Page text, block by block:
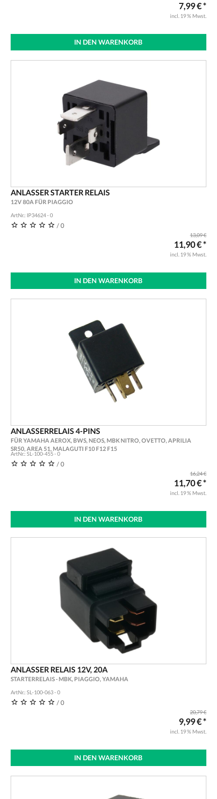
7,99 € *
incl. 19 % Mwst.
IN DEN WARENKORB
ANLASSER STARTER RELAIS
12V 80A FÜR PIAGGIO
ArtNr.: IP34624 - 0
/ 0
13,09 €
11,90 € *
incl. 19 % Mwst.
IN DEN WARENKORB
ANLASSERRELAIS 4-PINS
FÜR YAMAHA AEROX, BWS, NEOS, MBK NITRO, OVETTO, APRILIA
SR50, AREA 51, MALAGUTI F10 F12 F15
ArtNr.: SL-100-455 - 0
/ 0
16,24 €
11,70 € *
incl. 19 % Mwst.
IN DEN WARENKORB
ANLASSER RELAIS 12V, 20A
STARTERRELAIS - MBK, PIAGGIO, YAMAHA
ArtNr.: SL-100-063 - 0
/ 0
20,79 €
9,99 € *
incl. 19 % Mwst.
IN DEN WARENKORB